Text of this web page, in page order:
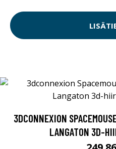
3DCONNEXION
LANGATON 3D-